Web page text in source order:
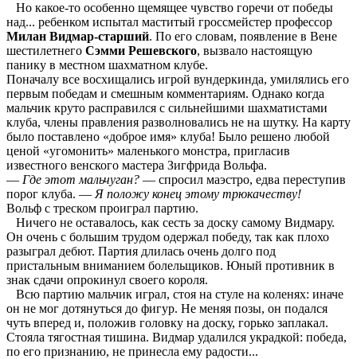
Но какое-то особенно щемящее чувство горечи от победы
над... ребенком испытал масти­тый гроссмейстер профессор
Милан Видмар-старший. По его словам, появление в Вене
шестилетне­го Сэмми Решевского, вызвало настоящую
панику в местном шахматном клубе.
Поначалу все восхищались игрой вундеркинда, умилялись его
первым победам и смеш­ным комментариям. Однако когда
мальчик круто распра­вился с сильнейшими шахма­тистами
клуба, члены правле­ния разволновались не на шутку. На карту
было постав­лено «доброе имя» клуба! Было решено любой
ценой «угомонить» маленького монстра, пригласив
известного венско­го мастера Зигфрида Вольфа.
— Где этот мальчуган? — спросил маэстро, едва пересту­пив
порог клуба. — Я положу конец этому трюкачеству!
Вольф с треском проиграл партию.
Ничего не оставалось, как сесть за доску самому Видмару.
Он очень с большим трудом одержал победу, так как плохо
разыграл дебют. Партия длилась очень долго под
пристальным вниманием болельщиков. Юный противник в
знак сдачи опрокинул своего короля.
Всю партию мальчик играл, стоя на стуле на коленях: ина­че
он не мог дотянуться до фигур. Не меняя позы, он по­дался
чуть вперед и, положив головку на доску, горько зап­лакал.
Стояла тягостная тиши­на. Видмар удалился украдкой: победа,
по его признанию, не принесла ему радости...